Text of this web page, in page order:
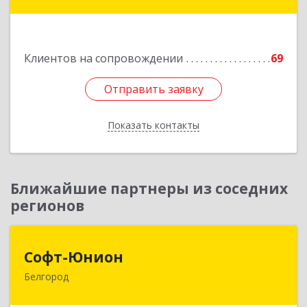
Клиентов на сопровождении 69
Отправить заявку
Показать контакты
Отправить заявку
Назад
Ближайшие партнеры из соседних
регионов
Софт-Юнион
Белгород
308014, Белгородская обл, Белгород г, Садовая